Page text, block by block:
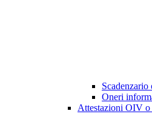
Oneri
Attestazioni OIV o